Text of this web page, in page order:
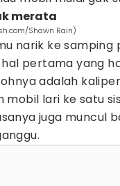
merata
Shawn Rain)
narik ke samping
pertama yang
adalah
mobil lari ke satu
juga muncul